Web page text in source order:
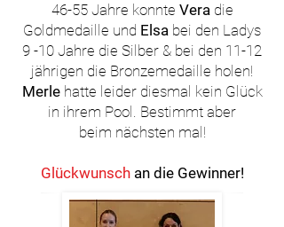
46-55 Jahre konnte Veradie
Goldmedaille und Elsa bei den Ladys
9 -10 Jahre die Silber & bei den 11-12
jährigen die Bronzemedaille holen!
Merlehatte leider diesmal kein Glück
in ihrem Pool. Bestimmt aber
beim nächsten mal!
Glückwunschan die Gewinner!